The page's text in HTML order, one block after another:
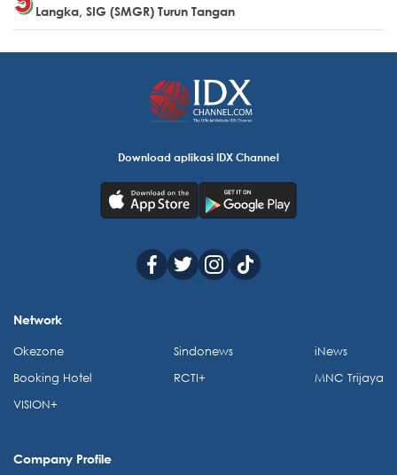
Langka, SIG (SMGR) Turun Tangan
Download aplikasi IDX Channel
Network
Okezone
Booking Hotel
VISION+
Sindonews
RCTI+
iNews
MNC Trijaya
Company Profile